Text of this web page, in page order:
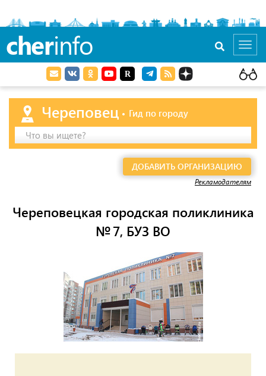
cherinfo
Череповец
Гид по городу
Что вы ищете?
ДОБАВИТЬ ОРГАНИЗАЦИЮ
Рекламодателям
Череповецкая городская поликлиника
№ 7, БУЗ ВО